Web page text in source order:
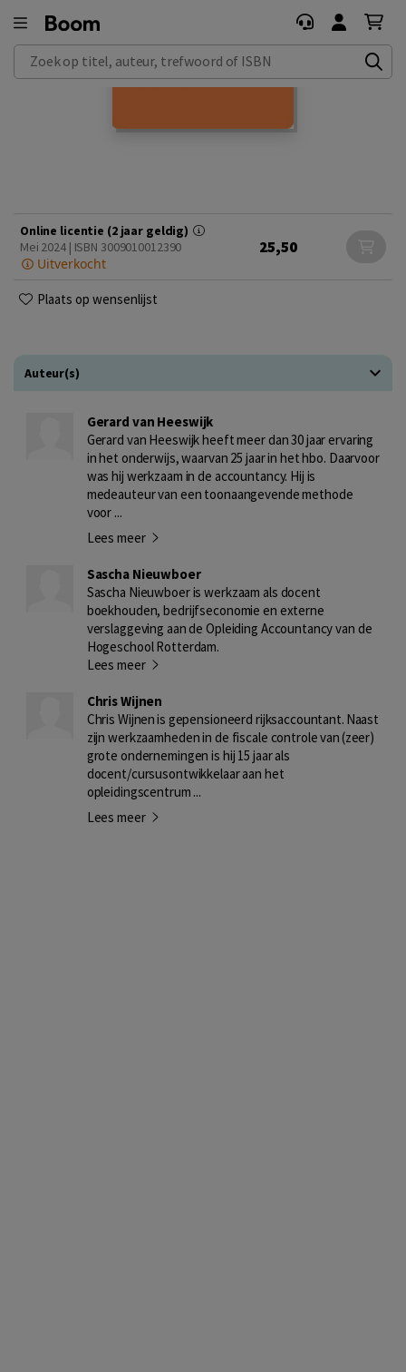
Zoek op titel, auteur, trefwoord of ISBN
Online licentie (2 jaar geldig)
Mei 2024 | ISBN 3009010012390
Uitverkocht
25,50
Plaats op wensenlijst
Auteur(s)
Gerard van Heeswijk
Gerard van Heeswijk heeft meer dan 30 jaar ervaring
in het onderwijs, waarvan 25 jaar in het hbo. Daarvoor
was hij werkzaam in de accountancy. Hij is
medeauteur van een toonaangevende methode
voor ...
Lees meer
Sascha Nieuwboer
Sascha Nieuwboer is werkzaam als docent
boekhouden, bedrijfseconomie en externe
verslaggeving aan de Opleiding Accountancy van de
Hogeschool Rotterdam.
Lees meer
Chris Wijnen
Chris Wijnen is gepensioneerd rijksaccountant. Naast
zijn werkzaamheden in de fiscale controle van (zeer)
grote ondernemingen is hij 15 jaar als
docent/cursusontwikkelaar aan het
opleidingscentrum ...
Lees meer